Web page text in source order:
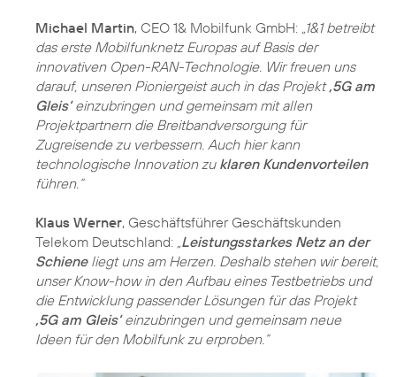
Michael Martin, CEO 1& Mobilfunk GmbH: „1&1 betreibt
das erste Mobilfunknetz Europas auf Basis der
innovativen Open-RAN-Technologie. Wir freuen uns
darauf, unseren Pioniergeist auch in das Projekt‚5G am
Gleis‘einzubringen und gemeinsam mit allen
Projektpartnern die Breitbandversorgung für
Zugreisende zu verbessern. Auch hier kann
technologische Innovation zu klaren Kundenvorteilen
führen.“
Klaus Werner, Geschäftsführer Geschäftskunden
Telekom Deutschland: Leistungsstarkes Netz an der
Schieneliegt uns am Herzen. Deshalb stehen wir bereit,
unser Know-how in den Aufbau eines Testbetriebs und
die Entwicklung passender Lösungen für das Projekt
‚5G am Gleis‘einzubringen und gemeinsam neue
Ideen für den Mobilfunk zu erproben.“